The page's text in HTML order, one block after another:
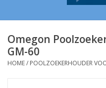
Telescopen
Accessoires
Omegon
GM-60
HOME/ POOLZOEKERHOUDER